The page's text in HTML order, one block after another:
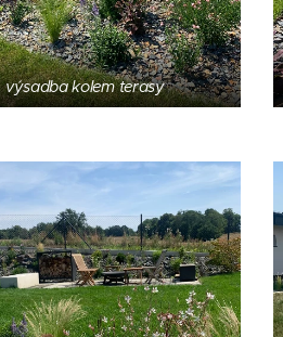
výsadba kolem terasy